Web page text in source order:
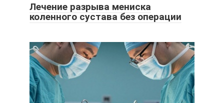
Лечение разрыва мениска
коленного сустава без операции